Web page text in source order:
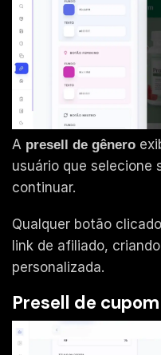
A presell de gênero
usuário que selecione
continuar.
Qualquer botão
link de afiliado,
personalizada.
Presell de